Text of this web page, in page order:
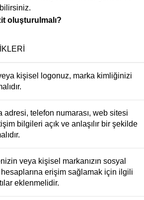
oluşturulmalı?
kişisel logonuz, marka kimliğinizi
adresi, telefon numarası, web sitesi
bilgileri açık ve anlaşılır bir şekilde
veya kişisel markanızın sosyal
erişim sağlamak için ilgili
eklenmelidir.